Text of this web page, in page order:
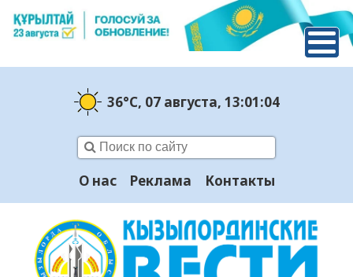
36°C, 07 августа, 13:01:05
О нас Реклама Контакты